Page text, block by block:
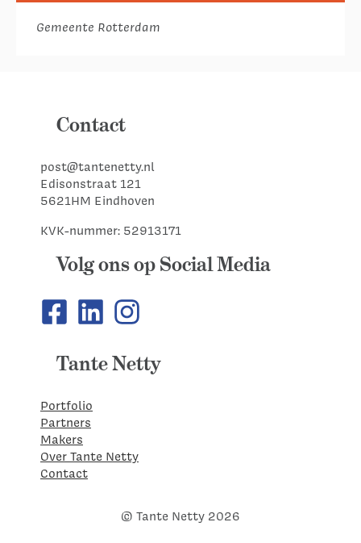
Gemeente Rotterdam
Contact
post@tantenetty.nl
Edisonstraat 121
5621HM Eindhoven
KVK-nummer: 52913171
Volg ons op Social Media
Tante Netty
Portfolio
Partners
Makers
Over Tante Netty
Contact
© Tante Netty 2026